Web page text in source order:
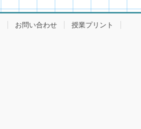
お問い合わせ 授業プリント